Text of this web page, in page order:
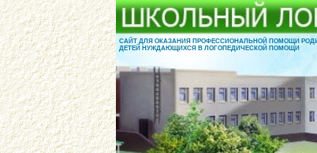
САЙТ ДЛЯ ОКАЗАНИЯ ПРОФЕССИОНАЛЬНОЙ ПОМОЩИ
ДЕТЕЙ НУЖДАЮЩИХСЯ В ЛОГОПЕДИЧЕСКОЙ ПОМОЩИ